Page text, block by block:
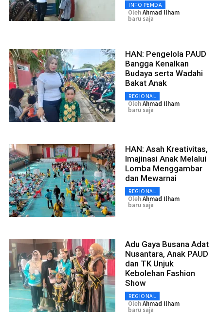
INFO PEMDA
OlehAhmad Ilham
baru saja
HAN: Pengelola PAUD
Bangga Kenalkan
Budaya serta Wadahi
Bakat Anak
REGIONAL
OlehAhmad Ilham
baru saja
HAN: Asah Kreativitas,
Imajinasi Anak Melalui
Lomba Menggambar
dan Mewarnai
REGIONAL
OlehAhmad Ilham
baru saja
Adu Gaya Busana Adat
Nusantara, Anak PAUD
dan TK Unjuk
Kebolehan Fashion
Show
REGIONAL
OlehAhmad Ilham
baru saja